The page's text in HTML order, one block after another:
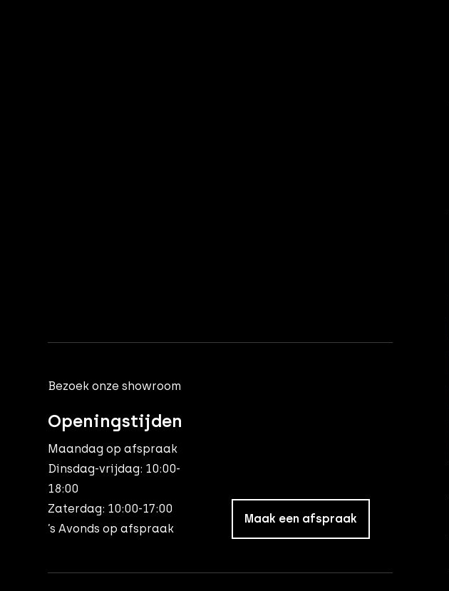
Bezoek onze showroom
Openingstijden
Maandag op afspraak
Dinsdag-vrijdag: 10:00-
18:00
Zaterdag: 10:00-17:00
’s Avonds op afspraak
Maak een afspraak